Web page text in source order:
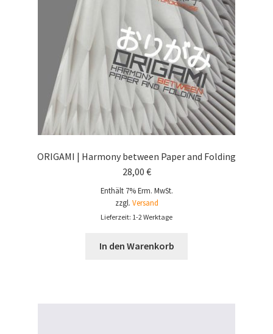
ORIGAMI | Harmony between Paper and Folding
28,00 €
Enthält 7% Erm. MwSt.
zzgl. Versand
Lieferzeit: 1-2 Werktage
In den Warenkorb